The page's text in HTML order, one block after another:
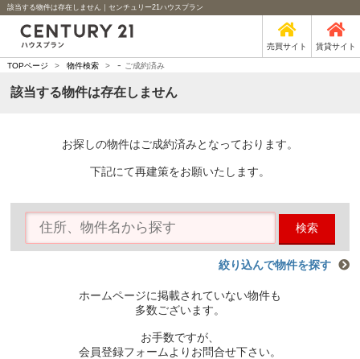
該当する物件は存在しません｜センチュリー21ハウスプラン
売買サイト 賃貸サイト
TOPページ > 物件検索 > - ご成約済み
該当する物件は存在しません
お探しの物件はご成約済みとなっております。
下記にて再建策をお願いたします。
検索
絞り込んで物件を探す
ホームページに掲載されていない物件も
多数ございます。
お手数ですが、
会員登録フォームよりお問合せ下さい。